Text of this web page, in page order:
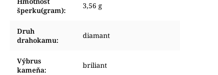
šperku(gram):
3,56 g
Druh
drahokamu:
diamant
Výbrus
kameňa:
briliant